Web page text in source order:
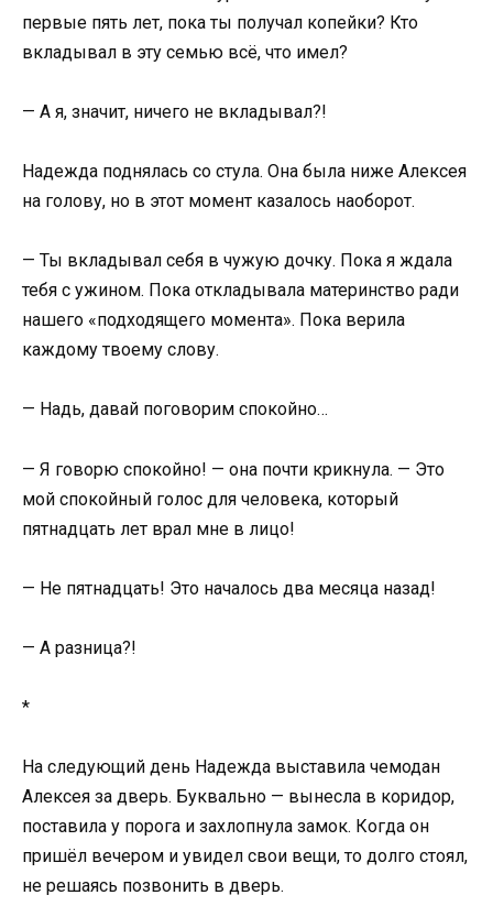
первые пять лет, пока ты получал копейки? Кто
вкладывал в эту семью всё, что имел?
— А я, значит, ничего не вкладывал?!
Надежда поднялась со стула. Она была ниже Алексея
на голову, но в этот момент казалось наоборот.
— Ты вкладывал себя в чужую дочку. Пока я ждала
тебя с ужином. Пока откладывала материнство ради
нашего «подходящего момента». Пока верила
каждому твоему слову.
— Надь, давай поговорим спокойно…
— Я говорю спокойно! — она почти крикнула. — Это
мой спокойный голос для человека, который
пятнадцать лет врал мне в лицо!
— Не пятнадцать! Это началось два месяца назад!
— А разница?!
*
На следующий день Надежда выставила чемодан
Алексея за дверь. Буквально — вынесла в коридор,
поставила у порога и захлопнула замок. Когда он
пришёл вечером и увидел свои вещи, то долго стоял,
не решаясь позвонить в дверь.